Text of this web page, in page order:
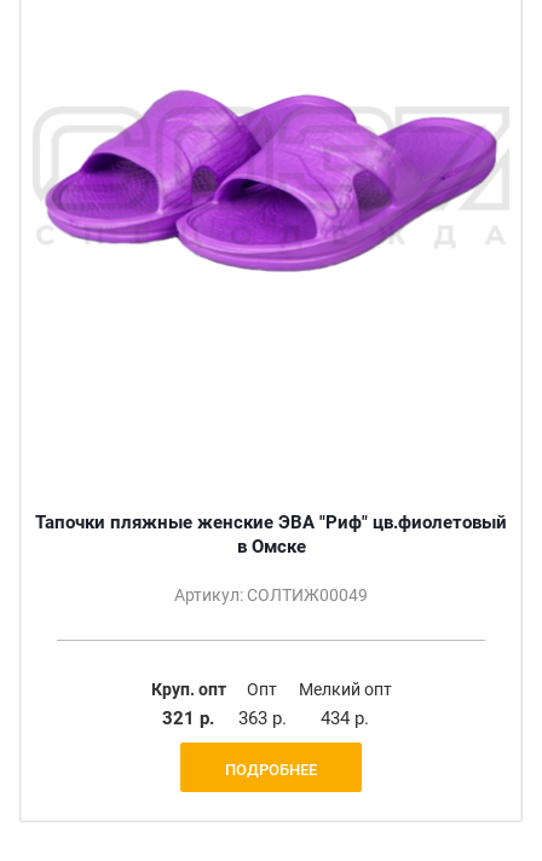
Тапочки пляжные женские ЭВА "Риф" цв.фиолетовый
в Омске
Артикул: СОЛТИЖ00049
Круп. опт
321 р.
Опт
363 р.
Мелкий опт
434 р.
ПОДРОБНЕЕ